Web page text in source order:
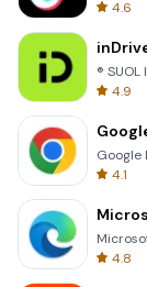
4.6
® SUOL
4.9
Google
4.1
4.8